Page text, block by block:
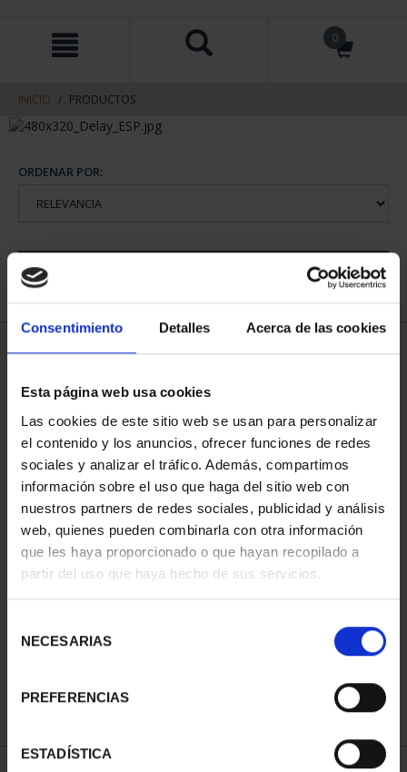
Consentimiento Detalles Acerca de las cookies
Esta página web usa cookies
Las cookies de este sitio web se usan para personalizar
el contenido y los anuncios, ofrecer funciones de redes
sociales y analizar el tráfico. Además, compartimos
información sobre el uso que haga del sitio web con
nuestros partners de redes sociales, publicidad y análisis
web, quienes pueden combinarla con otra información
que les haya proporcionado o que hayan recopilado a
partir del uso que haya hecho de sus servicios.
NECESARIAS
PREFERENCIAS
ESTADÍSTICA
contenido
navegacin
0
INICIO PRODUCTOS
ORDENAR POR:
1 Productos encontrados
100,00 €